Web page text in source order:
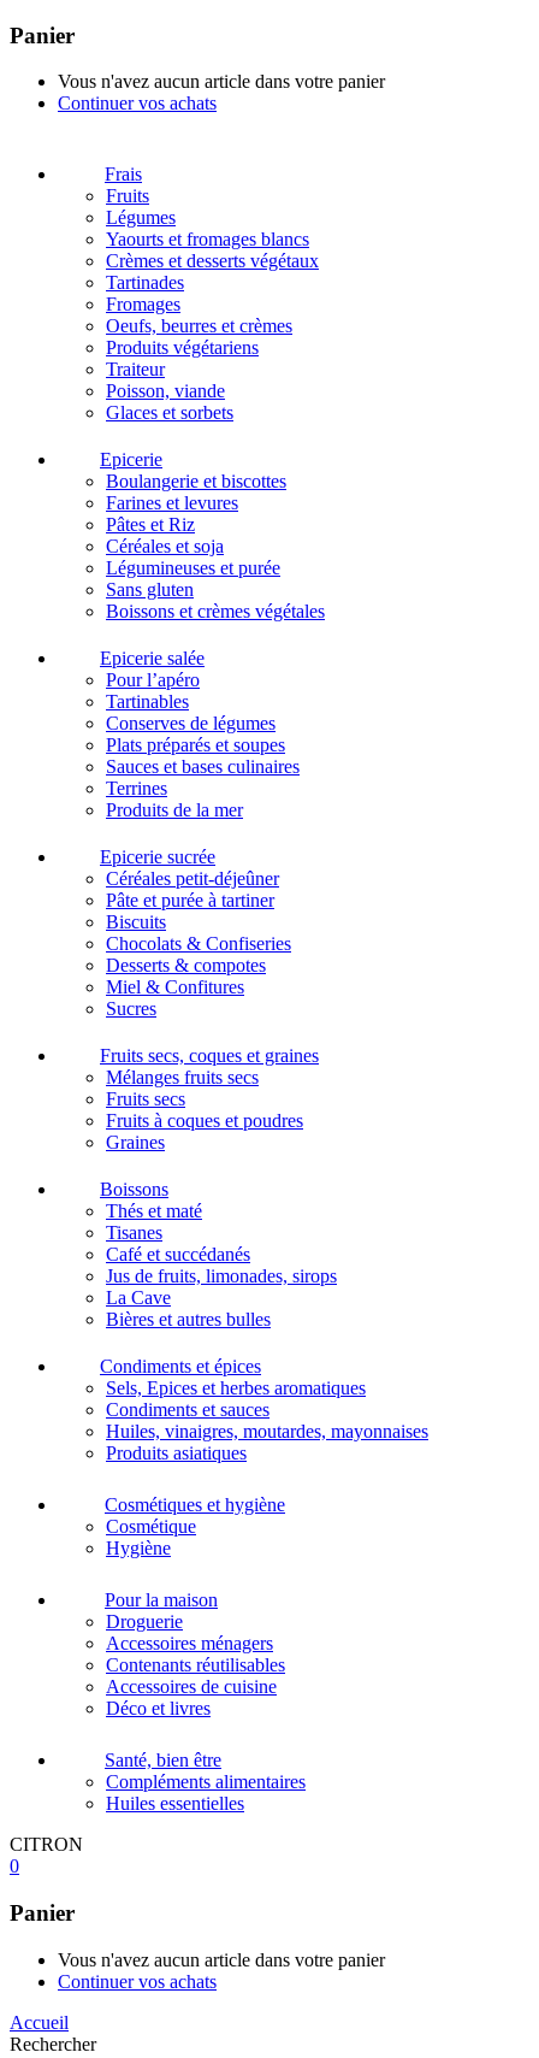
Panier
Vous n'avez aucun article dans votre panier
Continuer vos achats
Frais
Fruits
Légumes
Yaourts et fromages blancs
Crèmes et desserts végétaux
Tartinades
Fromages
Oeufs, beurres et crèmes
Produits végétariens
Traiteur
Poisson, viande
Glaces et sorbets
Epicerie
Boulangerie et biscottes
Farines et levures
Pâtes et Riz
Céréales et soja
Légumineuses et purée
Sans gluten
Boissons et crèmes végétales
Epicerie salée
Pour l’apéro
Tartinables
Conserves de légumes
Plats préparés et soupes
Sauces et bases culinaires
Terrines
Produits de la mer
Epicerie sucrée
Céréales petit-déjeûner
Pâte et purée à tartiner
Biscuits
Chocolats & Confiseries
Desserts & compotes
Miel & Confitures
Sucres
Fruits secs, coques et graines
Mélanges fruits secs
Fruits secs
Fruits à coques et poudres
Graines
Boissons
Thés et maté
Tisanes
Café et succédanés
Jus de fruits, limonades, sirops
La Cave
Bières et autres bulles
Condiments et épices
Sels, Epices et herbes aromatiques
Condiments et sauces
Huiles, vinaigres, moutardes, mayonnaises
Produits asiatiques
Cosmétiques et hygiène
Cosmétique
Hygiène
Pour la maison
Droguerie
Accessoires ménagers
Contenants réutilisables
Accessoires de cuisine
Déco et livres
Santé, bien être
Compléments alimentaires
Huiles essentielles
CITRON
0
Panier
Vous n'avez aucun article dans votre panier
Continuer vos achats
Accueil
Rechercher